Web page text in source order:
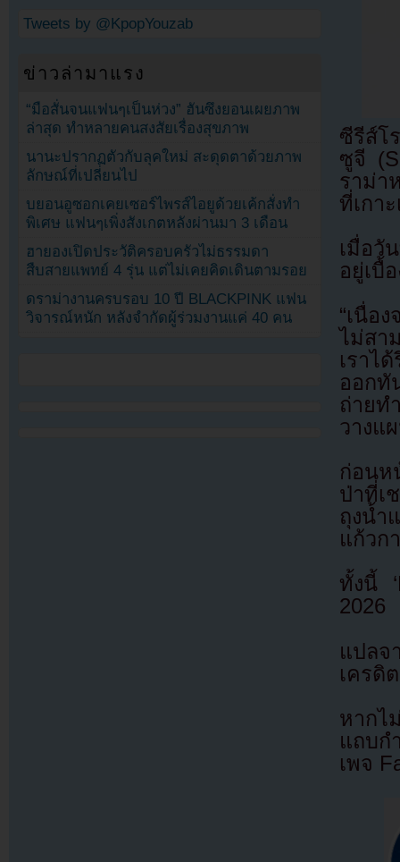
ซีรีส์โ
ซูจี
ราม่า
ที่เกา
เมื่อวั
อยู่เบื้
“เนื่อ
ไม่สา
เราไ
ออกทั
ถ่ายท
วางแ
ก่อนห
ป่าที่เ
ถุงน้ำ
แก้วก
ทั้งนี้
2026
แปล
เครดิ
หากไ
แถบก
เพจ
Tweets by @KpopYouzab
ข่าวล่ามาแรง
“มือสั่นจนแฟนๆเป็นห่วง” ฮันซึงยอนเผยภาพ
ล่าสุด ทำหลายคนสงสัยเรื่องสุขภาพ
นานะปรากฏตัวกับลุคใหม่ สะดุดตาด้วยภาพ
ลักษณ์ที่เปลี่ยนไป
บยอนอูซอกเคยเซอร์ไพรส์ไอยูด้วยเค้กสั่งทำ
พิเศษ แฟนๆเพิ่งสังเกตหลังผ่านมา 3 เดือน
ฮายองเปิดประวัติครอบครัวไม่ธรรมดา
สืบสายแพทย์ 4 รุ่น แต่ไม่เคยคิดเดินตามรอย
ดราม่างานครบรอบ 10 ปี BLACKPINK แฟน
วิจารณ์หนัก หลังจำกัดผู้ร่วมงานแค่ 40 คน